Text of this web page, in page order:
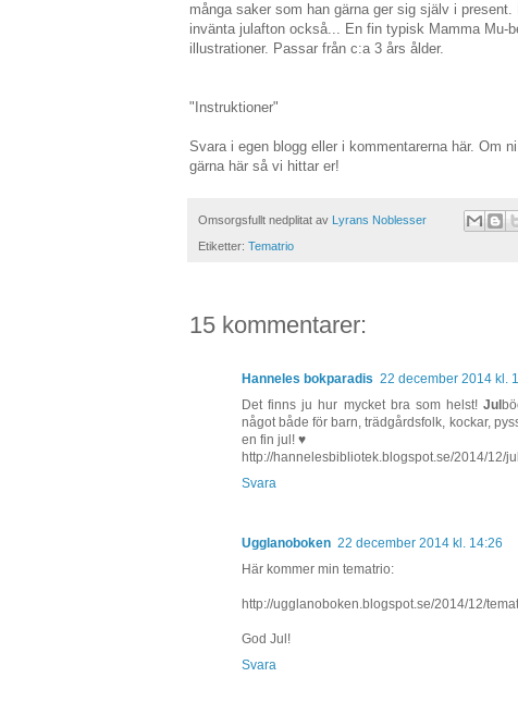
många saker som han gärna ger sig själv i
invänta julafton också... En fin typisk Mamma Mu-
illustrationer. Passar från c:a 3 års ålder.
"Instruktioner"
Svara i egen blogg eller i kommentarerna här. Om
gärna här så vi hittar er!
Omsorgsfullt nedplitat av Lyrans Noblesser
Etiketter: Tematrio
15 kommentarer:
Hanneles bokparadis 22 december 2014 kl.
Det finns ju hur mycket bra som helst!Jul
något både för barn, trädgårdsfolk, kockar,
en fin jul! ♥
http://hannelesbibliotek.blogspot.se/2014/12/
Svara
Ugglanoboken 22 december 2014 kl. 14:26
Här kommer min tematrio:
http://ugglanoboken.blogspot.se/2014/12/
God Jul!
Svara